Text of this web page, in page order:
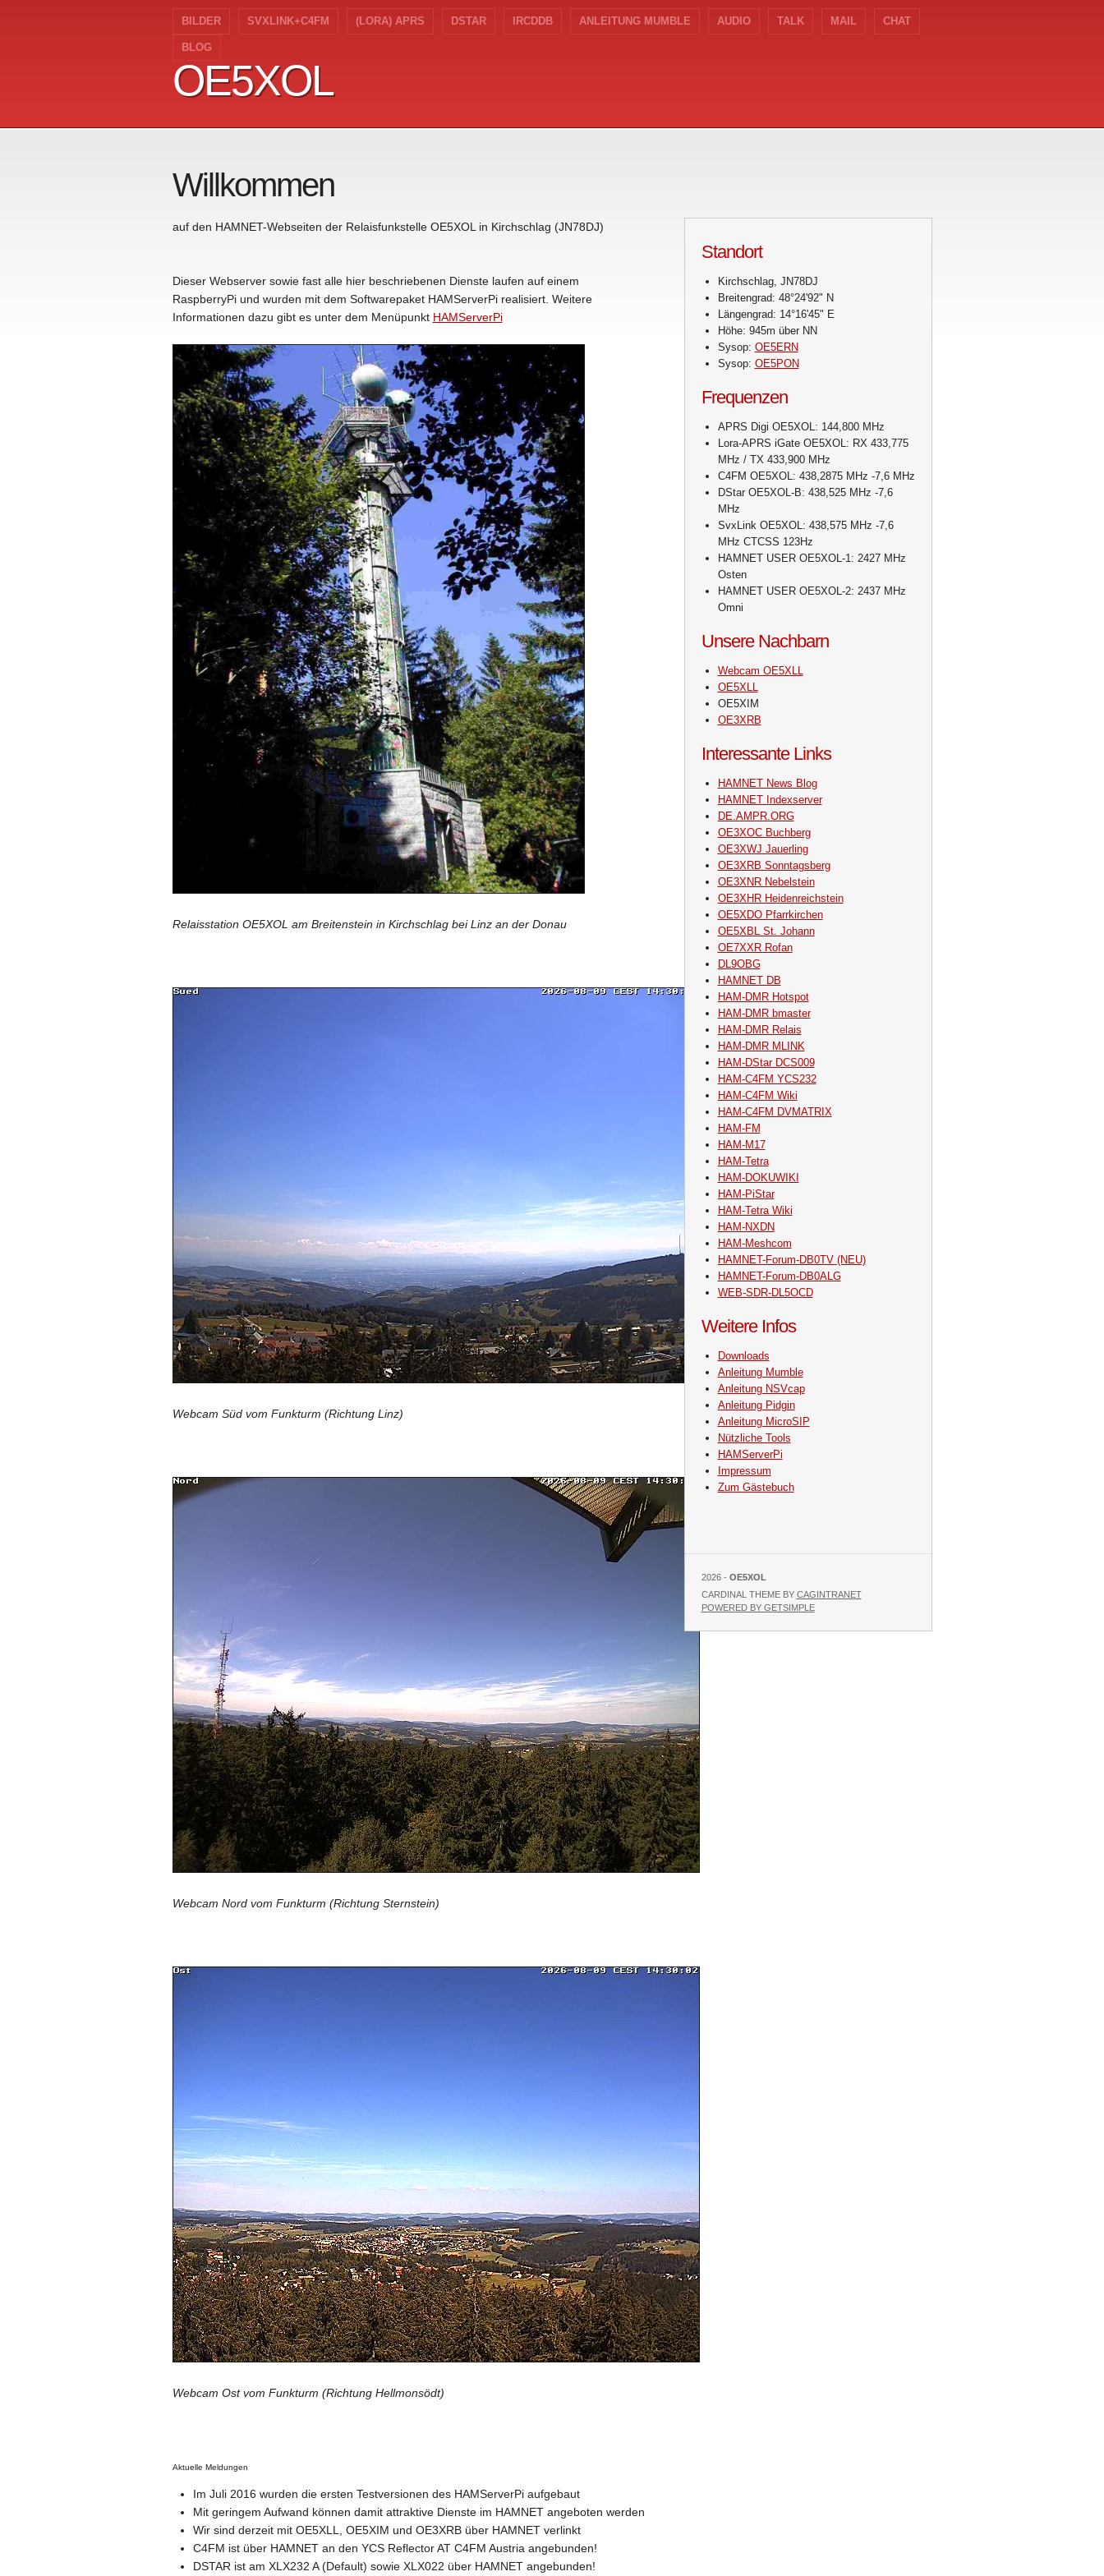
BILDER SVXLINK+C4FM (LORA) APRS DSTAR IRCDDB ANLEITUNG MUMBLE AUDIO TALK MAIL CHAT
BLOG
OE5XOL
OE5XOL
Willkommen
auf den HAMNET-Webseiten der Relaisfunkstelle OE5XOL in Kirchschlag (JN78DJ)
Dieser Webserver sowie fast alle hier beschriebenen Dienste laufen auf einem
RaspberryPi und wurden mit dem Softwarepaket HAMServerPi realisiert. Weitere
Informationen dazu gibt es unter dem Menüpunkt HAMServerPi
Relaisstation OE5XOL am Breitenstein in Kirchschlag bei Linz an der Donau
Webcam Süd vom Funkturm (Richtung Linz)
Webcam Nord vom Funkturm (Richtung Sternstein)
Webcam Ost vom Funkturm (Richtung Hellmonsödt)
Aktuelle Meldungen
Im Juli 2016 wurden die ersten Testversionen des HAMServerPi aufgebaut
Mit geringem Aufwand können damit attraktive Dienste im HAMNET angeboten werden
Wir sind derzeit mit OE5XLL, OE5XIM und OE3XRB über HAMNET verlinkt
C4FM ist über HAMNET an den YCS Reflector AT C4FM Austria angebunden!
DSTAR ist am XLX232 A (Default) sowie XLX022 über HAMNET angebunden!
Standort
Kirchschlag, JN78DJ
Breitengrad: 48°24'92" N
Längengrad: 14°16'45" E
Höhe: 945m über NN
Sysop: OE5ERN
Sysop: OE5PON
Frequenzen
APRS Digi OE5XOL: 144,800 MHz
Lora-APRS iGate OE5XOL: RX 433,775
MHz / TX 433,900 MHz
C4FM OE5XOL: 438,2875 MHz -7,6 MHz
DStar OE5XOL-B: 438,525 MHz -7,6
MHz
SvxLink OE5XOL: 438,575 MHz -7,6
MHz CTCSS 123Hz
HAMNET USER OE5XOL-1: 2427 MHz
Osten
HAMNET USER OE5XOL-2: 2437 MHz
Omni
Unsere Nachbarn
Webcam OE5XLL
OE5XLL
OE5XIM
OE3XRB
Interessante Links
HAMNET News Blog
HAMNET Indexserver
DE.AMPR.ORG
OE3XOC Buchberg
OE3XWJ Jauerling
OE3XRB Sonntagsberg
OE3XNR Nebelstein
OE3XHR Heidenreichstein
OE5XDO Pfarrkirchen
OE5XBL St. Johann
OE7XXR Rofan
DL9OBG
HAMNET DB
HAM-DMR Hotspot
HAM-DMR bmaster
HAM-DMR Relais
HAM-DMR MLINK
HAM-DStar DCS009
HAM-C4FM YCS232
HAM-C4FM Wiki
HAM-C4FM DVMATRIX
HAM-FM
HAM-M17
HAM-Tetra
HAM-DOKUWIKI
HAM-PiStar
HAM-Tetra Wiki
HAM-NXDN
HAM-Meshcom
HAMNET-Forum-DB0TV (NEU)
HAMNET-Forum-DB0ALG
WEB-SDR-DL5OCD
Weitere Infos
Downloads
Anleitung Mumble
Anleitung NSVcap
Anleitung Pidgin
Anleitung MicroSIP
Nützliche Tools
HAMServerPi
Impressum
Zum Gästebuch
2026 - OE5XOL
CARDINAL THEME BY CAGINTRANET
POWERED BY GETSIMPLE